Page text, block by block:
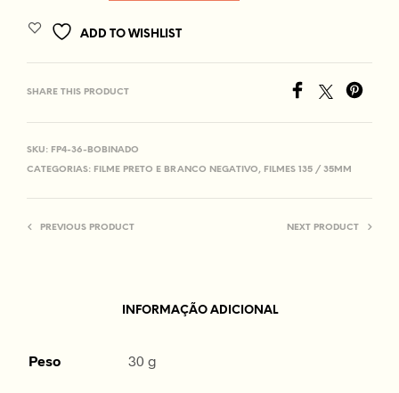
ADD TO WISHLIST
SHARE THIS PRODUCT
SKU: FP4-36-BOBINADO
CATEGORIAS: FILME PRETO E BRANCO NEGATIVO, FILMES 135 / 35MM
PREVIOUS PRODUCT NEXT PRODUCT
INFORMAÇÃO ADICIONAL
Peso 30 g